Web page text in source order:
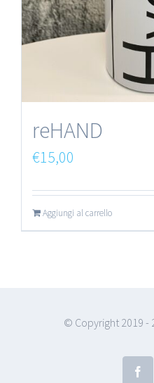
reHAND
€15,00
Aggiungi al carrello
© Copyright 2019 -